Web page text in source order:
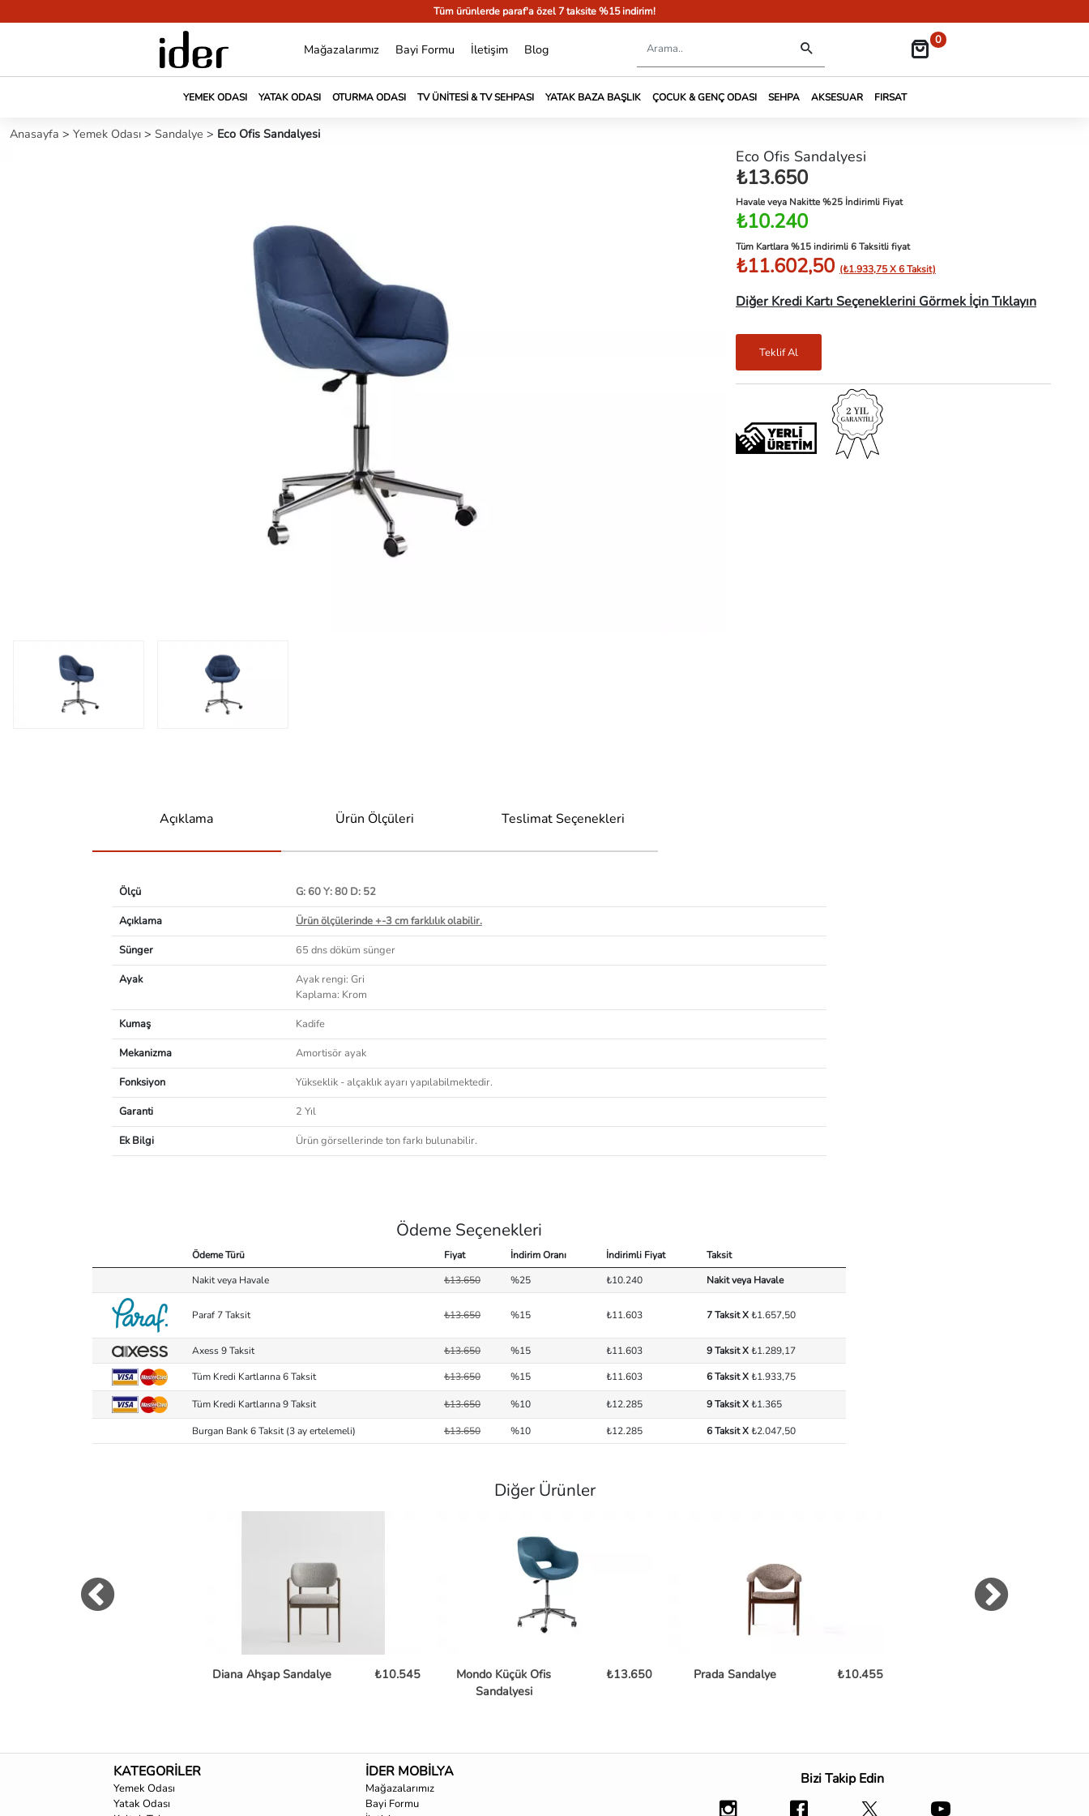
Tüm ürünlerde paraf'a özel 7 taksite %15 indirim!
Mağazalarımız Bayi Formu İletişim Blog
0
YEMEK ODASI YATAK ODASI OTURMA ODASI TV ÜNITESI & TV SEHPASI YATAK BAZA BAŞLIK ÇOCUK & GENÇ ODASI SEHPA AKSESUAR FIRSAT
Anasayfa > Yemek Odası > Sandalye > Eco Ofis Sandalyesi
Eco Ofis Sandalyesi
₺13.650
Havale veya Nakitte %25 İndirimli Fiyat
₺10.240
Tüm Kartlara %15 indirimli 6 Taksitli fiyat
₺11.602,50 (₺1.933,75 X 6 Taksit)
Diğer Kredi Kartı Seçeneklerini Görmek İçin Tıklayın
Teklif Al
Açıklama Ürün Ölçüleri Teslimat Seçenekleri
Ölçü
G: 60 Y: 80 D: 52
Açıklama
Ürün ölçülerinde +-3 cm farklılık olabilir.
Sünger
65 dns döküm sünger
Ayak
Ayak rengi: Gri
Kaplama: Krom
Kumaş
Kadife
Mekanizma
Amortisör ayak
Fonksiyon
Yükseklik - alçaklık ayarı yapılabilmektedir.
Garanti
2 Yıl
Ek Bilgi
Ürün görsellerinde ton farkı bulunabilir.
Ödeme Seçenekleri
Ödeme Türü Fiyat İndirim Oranı İndirimli Fiyat
Taksit
Nakit veya Havale
₺13.650 %25 ₺10.240 Nakit veya Havale
Paraf 7 Taksit ₺13.650 %15 ₺11.603 7 Taksit X₺1.657,50
Axess 9 Taksit ₺13.650 %15 ₺11.603 9 Taksit X₺1.289,17
Tüm Kredi Kartlarına 6 Taksit
₺13.650 %15 ₺11.603 6 Taksit X₺1.933,75
Tüm Kredi Kartlarına 9 Taksit ₺13.650 %10 ₺12.285 9 Taksit X₺1.365
Burgan Bank 6 Taksit (3 ay ertelemeli) ₺13.650 %10 ₺12.285 6 Taksit X₺2.047,50
Diğer Ürünler
Diana Ahşap Sandalye ₺10.545
Mondo Küçük Ofis
Sandalyesi
₺13.650 Prada Sandalye ₺10.455
KATEGORİLER
Yemek Odası
Yatak Odası
İDER MOBİLYA
Mağazalarımız
Bayi Formu
Bizi Takip Edin